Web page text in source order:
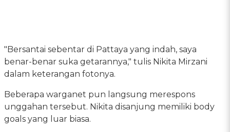
"Bersantai sebentar di Pattaya yang indah, saya
benar-benar suka getarannya," tulis Nikita Mirzani
dalam keterangan fotonya.
Beberapa warganet pun langsung merespons
unggahan tersebut. Nikita disanjung memiliki body
goals yang luar biasa.